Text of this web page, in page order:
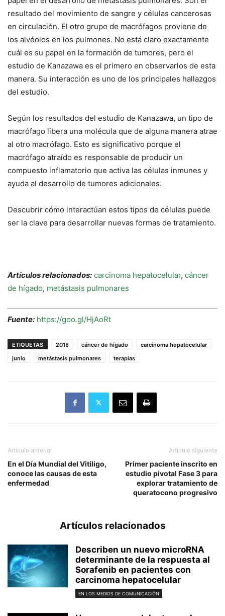
resultado del movimiento de sangre y células cancerosas
en circulación. El otro grupo de macrófagos proviene de
los alvéolos en los pulmones. No está claro exactamente
cuál es su papel en la formación de tumores, pero el
estudio de Kanazawa es el primero en observarlos de esta
manera. Su interacción es uno de los principales hallazgos
del estudio.
Según los resultados del estudio de Kanazawa, un tipo de
macrófago libera una molécula que de alguna manera atrae
al otro macrófago. Esto es significativo porque el
macrófago atraído es responsable de producir un
compuesto inflamatorio que activa las células inmunes y
ayuda al desarrollo de tumores adicionales.
Descubrir cómo interactúan estos tipos de células puede
ser la clave para desarrollar nuevas formas de tratamiento.
Artículos relacionados: carcinoma hepatocelular, cáncer
de hígado, metástasis pulmonares
Fuente: https://goo.gl/HjAoRt
ETIQUETAS 2018 cáncer de hígado
carcinoma hepatocelular
junio
metástasis pulmonares terapias
Artículo anterior
En el Día Mundial del Vitiligo,
conoce las causas de esta
enfermedad
Artículo siguiente
Primer paciente inscrito en
estudio pivotal Fase 3 para
explorar tratamiento de
queratocono progresivo
Artículos relacionados
Describen un nuevo microRNA
determinante de la respuesta al
Sorafenib en pacientes con
carcinoma hepatocelular
EN LOS MEDIOS DE COMUNICACIÓN